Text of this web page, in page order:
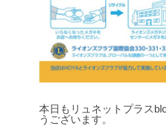
本日もリュネットプラス
うございます。